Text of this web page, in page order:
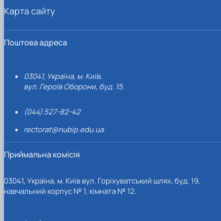
Поштова адреса
03041, Україна, м. Київ,
вул. Героїв Оборони, буд. 15.
(044) 527-82-42
rectorat@nubip.edu.ua
Приймальна комісія
03041, Україна, м. Київ вул. Горіхуватський шлях, буд. 19,
навчальний корпус № 1, кімната № 12.
Карта сайту